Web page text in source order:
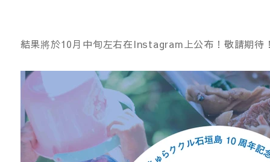
結果將於10月中旬左右在Instagram上公布！敬請期待